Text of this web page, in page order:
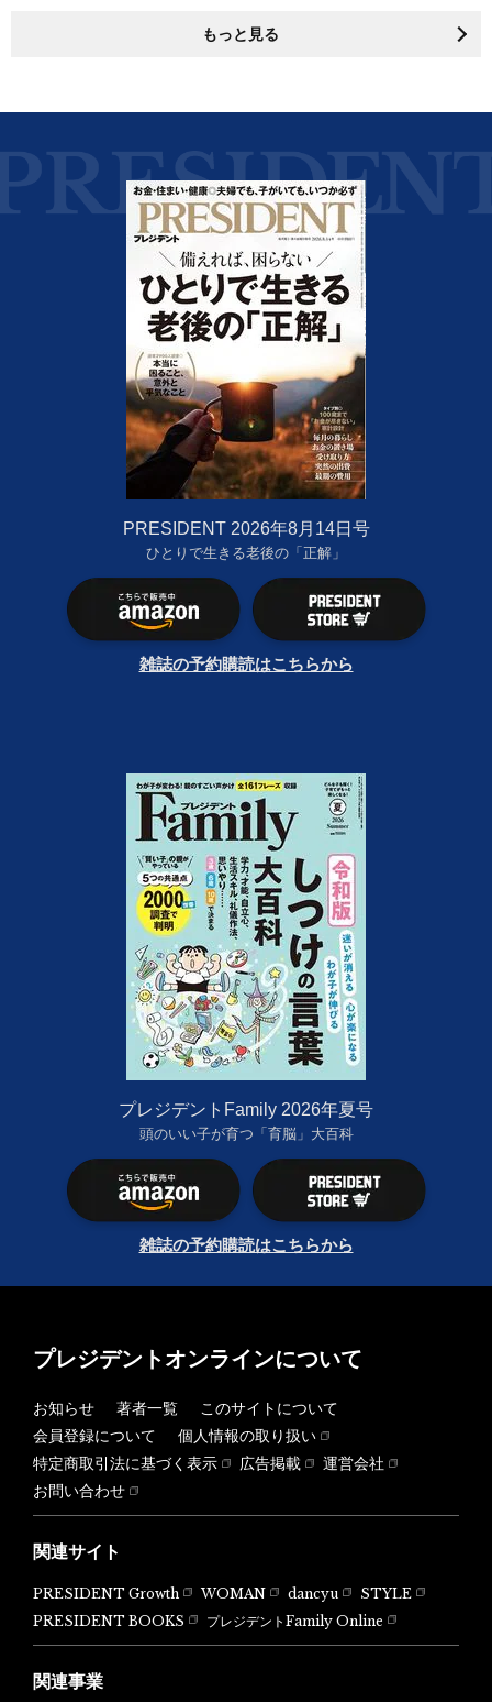
もっと見る
PRESIDENT 2026年8月14日号
ひとりで生きる老後の「正解」
雑誌の予約購読はこちらから
プレジデントFamily 2026年夏号
頭のいい子が育つ「育脳」大百科
雑誌の予約購読はこちらから
プレジデントオンラインについて
お知らせ 著者一覧
このサイトについて
会員登録について
個人情報の取り扱い
特定商取引法に基づく表示
広告掲載
運営会社
お問い合わせ
関連サイト
PRESIDENT Growth WOMAN dancyu
STYLE
PRESIDENT BOOKS
プレジデントFamily Online
関連事業